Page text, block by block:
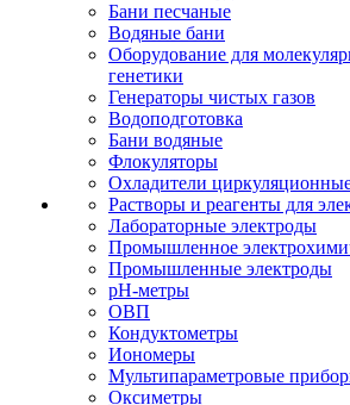
Бани песчаные
Водяные бани
Оборудование для
генетики
Генераторы чистых газов
Водоподготовка
Бани водяные
Флокуляторы
Охладители
Растворы и реагенты для
Лабораторные электроды
Промышленное
Промышленные электроды
pH-метры
ОВП
Кондуктометры
Иономеры
Мультипараметровые
Оксиметры